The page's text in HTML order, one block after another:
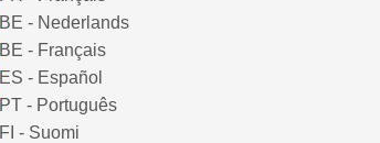
BE - Nederlands
BE - Français
ES - Español
PT - Português
FI - Suomi